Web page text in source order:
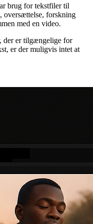
brug for tekstfiler til
oversættelse, forskning
med en video.
der er tilgængelige for
er der muligvis intet at